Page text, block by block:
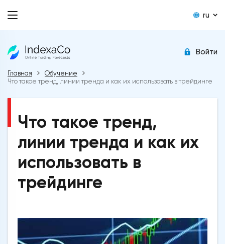
ru
Войти
Главная
Обучение
Что такое тренд, линии тренда и как их использовать в трейдинге
Что такое тренд,
линии тренда и как их
использовать в
трейдинге